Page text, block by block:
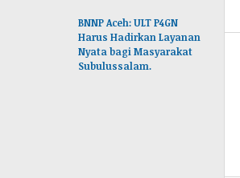
BNNP Aceh: ULT P4GN
Harus Hadirkan Layanan
Nyata bagi Masyarakat
Subulussalam.